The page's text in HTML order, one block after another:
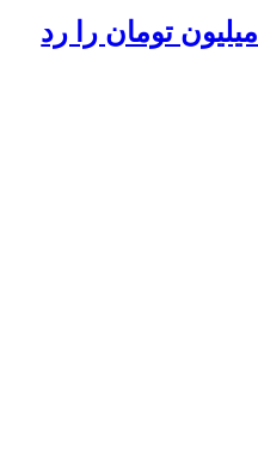
قیمت طلا ۱۰ میلیون تومان را رد